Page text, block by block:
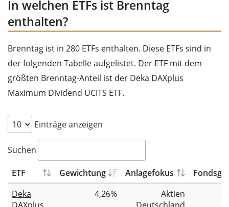
In welchen ETFs ist Brenntag
enthalten?
Brenntag ist in 280 ETFs enthalten. Diese ETFs sind in
der folgenden Tabelle aufgelistet. Der ETF mit dem
größten Brenntag-Anteil ist der Deka DAXplus
Maximum Dividend UCITS ETF.
Einträge anzeigen
Suchen
ETF Gewichtung Anlagefokus
Deka
4,26%
Aktien